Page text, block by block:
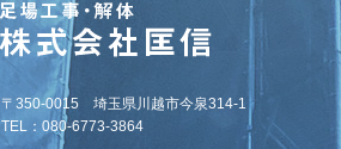
〒350-0015 埼玉県川越市今泉314-1
TEL：080-6773-3864